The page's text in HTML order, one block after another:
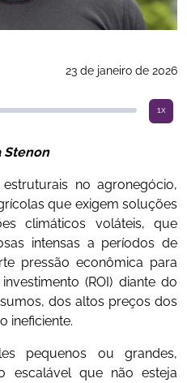
23 de janeiro de 2026
1x
Stenon
no agronegócio,
que exigem soluções
climáticos voláteis, que
intensas a períodos de
pressão econômica para
(ROI) diante do
dos altos preços dos
ineficiente.
pequenos ou grandes,
escalável que não esteja